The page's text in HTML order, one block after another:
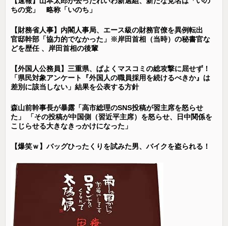
ちの党」 略称「いのち」
【財務省人事】内閣人事局、エース級の財務官僚を異例転出
官邸幹部「協力的でなかった」※岸田首相（当時）の秘書官な
どを歴任 、岸田首相の後輩
【外国人公務員】三重県、ぱよくマスコミの総攻撃に屈せず！
「県民対象アンケート『外国人の職員採用を続けるべきか』は
差別に該当しない」結果を公表する方針
森山前幹事長が暴露「高市総理のSNS投稿が習主席を怒らせ
た」 「その投稿が中国側（習近平主席）を怒らせ、日中関係を
こじらせる大きなきっかけになった」
【爆笑ｗ】バッグひったくりを試みた男、バイクを盗られる！